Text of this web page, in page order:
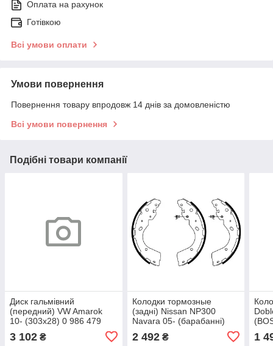
Оплата на рахунок
Готівкою
Всі умови оплати
Умови повернення
Повернення товару впродовж 14 днів за домовленістю
Всі умови повернення
Подібні товари компанії
Диск гальмівний
(передний) VW Amarok
10- (303x28) 0 986 479
3 102 ₴
Колодки тормозные
(задні) Nissan NP300
Navara 05- (барабанні)
(294x56.3) 0 986 487 922
(BOSCH)
2 492₴ 1